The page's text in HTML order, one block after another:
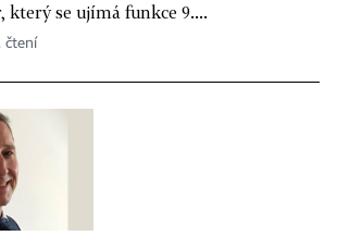
který se ujímá funkce 9....
čtení